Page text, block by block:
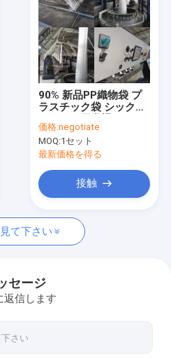
ションコーティングラミネーション
90% 新品PP織物袋 プ
ラスチック袋 シックス
180r/Min
価格:negotiate
MOQ:1セット
最新価格を得る
接触
て下さい
セージ
返信します